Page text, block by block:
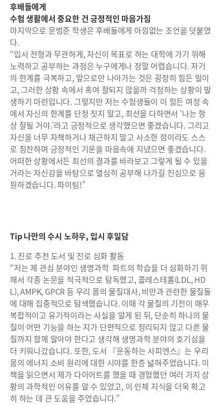
후배들에게
수험 생활에서 중요한 건 긍정적인 마음가짐
마지막으로 문범준 학생은 후배들에게 아낌없는 조언을 덧붙였
다.
“입시 전형과 무관하게, 자신이 목표로 하는 대학에 가기 위해
노력하고 공부하는 과정은 누구에게나 정말 어렵습니다. 자기
의 한계를 극복하고, 앞으로만 나아가는 것은 굉장히 힘든 일이
고, 그러한 상황 속에서 혹여 잘되지 않을까 걱정하는 상황이 발
생하기 마련입니다. 그렇지만 저는 수험생들이 이 힘든 여정 속
에서 자신의 한계를 단정 짓지 말고, 최선을 다하면서 ‘나는 항
상 잘될 거야.’라고 긍정적으로 생각했으면 좋겠습니다. 그리고
자신을 너무 자책하거나 채근하지 말고 사소한 점이라도 스스
로 칭찬하며 긍정적인 기운을 마음속에 지녔으면 좋겠습니다.
어떠한 상황에서든 최선의 결과를 바라보고 그렇게 될 수 있을
거라는 자신감을 바탕으로 열심히 공부해 나가길 진심으로 응
원하겠습니다. 파이팅!”
Tip 나만의 수시 노하우, 입시 후일담
1. 진로 추천 도서 및 진로 심화 활동
“저는 제 관심 분야인 생명과학 파트의 학습을 더 심화하기 위
해서 각종 논문을 적극적으로 탐독했고, 콜레스테롤(LDL, HD
L), AMPK, GPCR 등 우리 몸의 물질대사, 비만과 관련한 물질들
에 대해 집중적으로 탐색했습니다. 이때 각 물질의 기전이 매우
복합적이고 유기적이라는 사실을 알게 된 뒤, 단순히 하나의 물
질이 어떤 기능을 하는 지가 단편적으로 정리되지 않고 다른 물
질까지 함께 알아야 한다고 생각해 생명과학 분야의 호기심을
더 키워나갔습니다. 또한, 도서 『운동하는 사피엔스』는 우리
몸의 에너지 소비 원리에 대한 시야를 한층 넓혀주었습니다. 이
책을 읽으면서 제가 다이어트를 했을 때 경험했던 여러 가지 상
황의 과학적인 이유를 알 수 있었고, 이 인체 지식을 더욱 확고
히 하는 데 큰 도움을 주었습니다.”